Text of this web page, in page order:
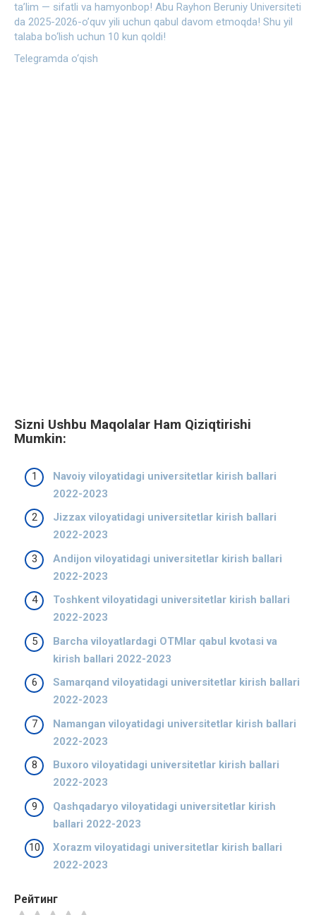
ta’lim — sifatli va hamyonbop! Abu Rayhon Beruniy Universiteti
da 2025-2026-o’quv yili uchun qabul davom etmoqda! Shu yil
talaba bo‘lish uchun 10 kun qoldi!
Telegramda o‘qish
Sizni Ushbu Maqolalar Ham Qiziqtirishi
Mumkin:
Navoiy viloyatidagi universitetlar kirish ballari
2022-2023
Jizzax viloyatidagi universitetlar kirish ballari
2022-2023
Andijon viloyatidagi universitetlar kirish ballari
2022-2023
Toshkent viloyatidagi universitetlar kirish ballari
2022-2023
Barcha viloyatlardagi OTMlar qabul kvotasi va
kirish ballari 2022-2023
Samarqand viloyatidagi universitetlar kirish ballari
2022-2023
Namangan viloyatidagi universitetlar kirish ballari
2022-2023
Buxoro viloyatidagi universitetlar kirish ballari
2022-2023
Qashqadaryo viloyatidagi universitetlar kirish
ballari 2022-2023
Xorazm viloyatidagi universitetlar kirish ballari
2022-2023
Рейтинг